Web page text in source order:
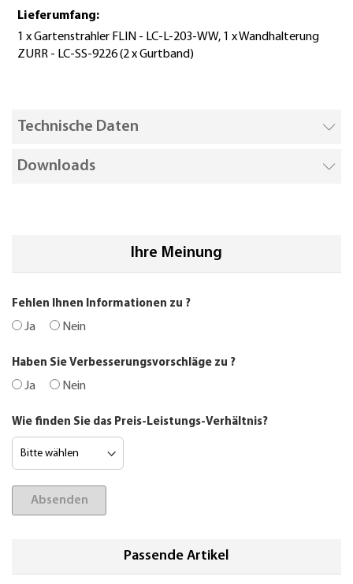
Lieferumfang:
1 x Gartenstrahler FLIN - LC-L-203-WW, 1 x Wandhalterung
ZURR - LC-SS-9226 (2 x Gurtband)
Technische Daten
Downloads
Ihre Meinung
Fehlen Ihnen Informationen zu ?
Ja Nein
Haben Sie Verbesserungsvorschläge zu ?
Ja Nein
Wie finden Sie das Preis-Leistungs-Verhältnis?
Absenden
Passende Artikel